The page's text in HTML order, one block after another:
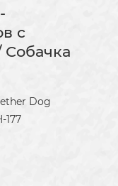
с
Dog
177